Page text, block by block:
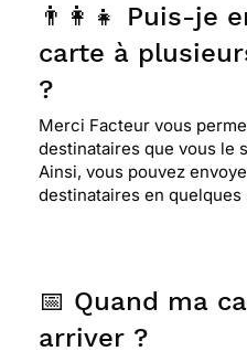
👨‍👩‍👧 Puis-je
carte à
?
Merci Facteur vous
destinataires que vous le
Ainsi, vous pouvez
destinataires en quelques
📅 Quand ma
arriver ?